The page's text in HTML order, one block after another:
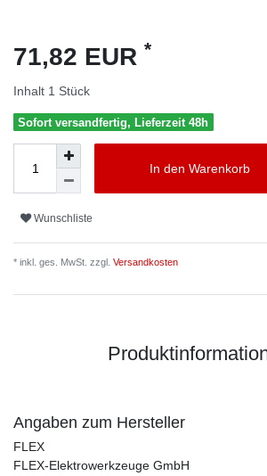
71,82 EUR *
Inhalt 1 Stück
Sofort versandfertig, Lieferzeit 48h
In den Warenkorb
Wunschliste
* inkl. ges. MwSt. zzgl. Versandkosten
Angaben zum Hersteller
FLEX
FLEX-Elektrowerkzeuge GmbH